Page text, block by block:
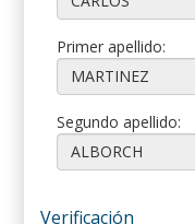
Primer apellido:
Segundo apellido:
Verificación